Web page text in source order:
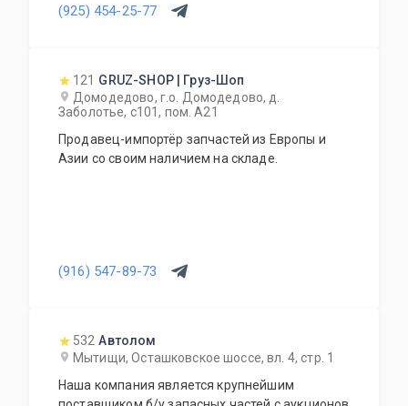
(925) 454-25-77
121 GRUZ-SHOP | Груз-Шоп
Домодедово, г.о. Домодедово, д.
Заболотье, с101, пом. А21
Продавец-импортёр запчастей из Европы и
Азии со своим наличием на складе.
(916) 547-89-73
532 Автолом
Мытищи, Осташковское шоссе, вл. 4, стр. 1
Наша компания является крупнейшим